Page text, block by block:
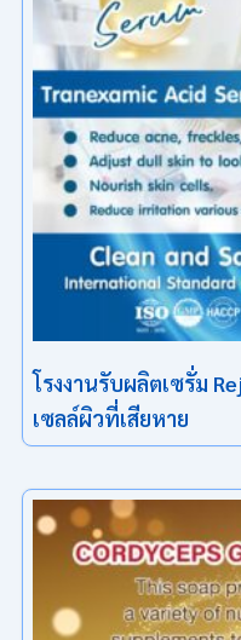
โรงงานรับผลิตเซรั่ม
เซลล์ผิวที่เสียหาย